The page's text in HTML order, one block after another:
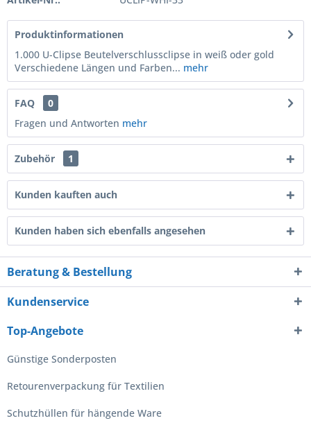
Produktinformationen
1.000 U-Clipse Beutelverschlussclipse in weiß oder gold
Verschiedene Längen und Farben... mehr
FAQ
0
Fragen und Antworten mehr
Zubehör 1
Kunden kauften auch
Kunden haben sich ebenfalls angesehen
Beratung & Bestellung
Kundenservice
Top-Angebote
Günstige Sonderposten
Retourenverpackung für Textilien
Schutzhüllen für hängende Ware